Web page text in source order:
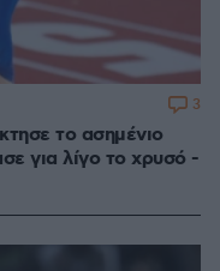
το ασημένιο
για λίγο το χρυσό -
3